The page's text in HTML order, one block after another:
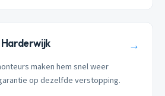
→
maken hem snel weer
op dezelfde verstopping.